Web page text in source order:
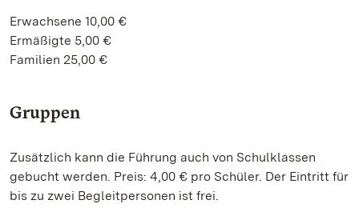
Erwachsene 10,00 €
Ermäßigte 5,00 €
Familien 25,00 €
Gruppen
Zusätzlich kann die Führung auch von Schulklassen
gebucht werden. Preis: 4,00 € pro Schüler. Der Eintritt für
bis zu zwei Begleitpersonen ist frei.